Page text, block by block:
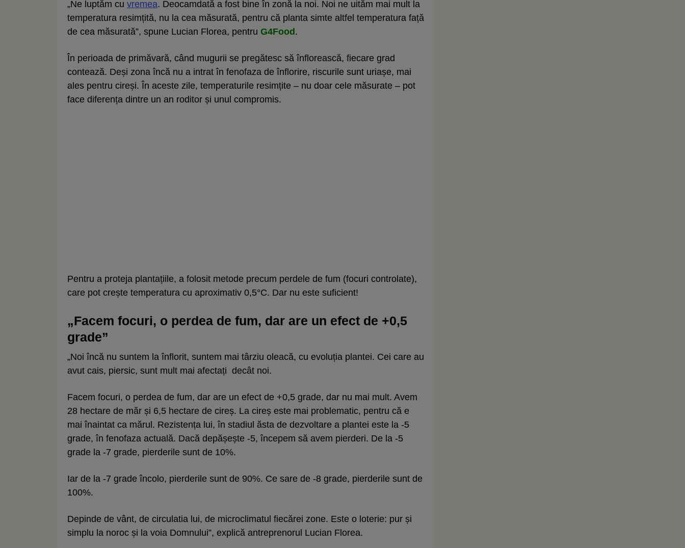
„Ne luptăm cu vremea. Deocamdată a fost bine în zonă la noi. Noi ne uităm mai mult la
temperatura resimțită, nu la cea măsurată, pentru că planta simte altfel temperatura față
de cea măsurată”, spune Lucian Florea, pentru G4Food.
În perioada de primăvară, când mugurii se pregătesc să înflorească, fiecare grad
contează. Deși zona încă nu a intrat în fenofaza de înflorire, riscurile sunt uriașe, mai
ales pentru cireși. În aceste zile, temperaturile resimțite – nu doar cele măsurate – pot
face diferența dintre un an roditor și unul compromis.
Pentru a proteja plantațiile, a folosit metode precum perdele de fum (focuri controlate),
care pot crește temperatura cu aproximativ 0,5°C. Dar nu este suficient!
„Facem focuri, o perdea de fum, dar are un efect de +0,5
grade”
„Noi încă nu suntem la înflorit, suntem mai târziu oleacă, cu evoluția plantei. Cei care au
avut cais, piersic, sunt mult mai afectați decât noi.
Facem focuri, o perdea de fum, dar are un efect de +0,5 grade, dar nu mai mult. Avem
28 hectare de măr și 6,5 hectare de cireș. La cireș este mai problematic, pentru că e
mai înaintat ca mărul. Rezistența lui, în stadiul ăsta de dezvoltare a plantei este la -5
grade, în fenofaza actuală. Dacă depășește -5, începem să avem pierderi. De la -5
grade la -7 grade, pierderile sunt de 10%.
Iar de la -7 grade încolo, pierderile sunt de 90%. Ce sare de -8 grade, pierderile sunt de
100%.
Depinde de vânt, de circulatia lui, de microclimatul fiecărei zone. Este o loterie: pur și
simplu la noroc și la voia Domnului”, explică antreprenorul Lucian Florea.